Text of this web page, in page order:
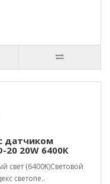
датчиком
20 20W 6400К
свет (6400K)Световой
светопе..